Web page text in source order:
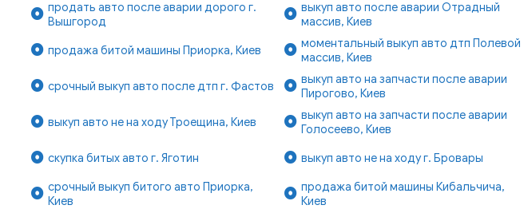
продать авто после аварии дорого г.
Вышгород
выкуп авто после аварии Отрадный
массив, Киев
продажа битой машины Приорка, Киев
моментальный выкуп авто дтп Полевой
массив, Киев
срочный выкуп авто после дтп г. Фастов
выкуп авто на запчасти после аварии
Пирогово, Киев
выкуп авто не на ходу Троещина, Киев
выкуп авто на запчасти после аварии
Голосеево, Киев
скупка битых авто г. Яготин
выкуп авто не на ходу г. Бровары
срочный выкуп битого авто Приорка,
Киев
продажа битой машины Кибальчича,
Киев